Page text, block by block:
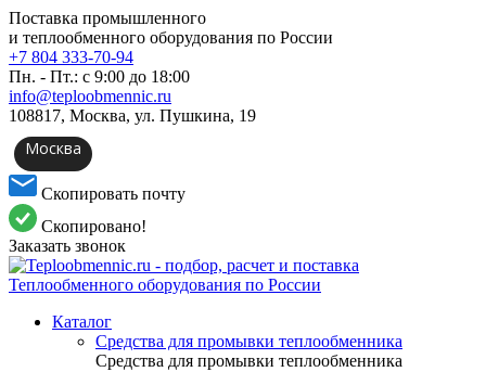
Поставка промышленного
и теплообменного оборудования по России
+7 804 333-70-94
Пн. - Пт.: с 9:00 до 18:00
info@teploobmennic.ru
108817, Москва, ул. Пушкина, 19
Москва
Скопировать почту
Скопировано!
Заказать звонок
Каталог
Средства для промывки теплообменника
Средства для промывки теплообменника